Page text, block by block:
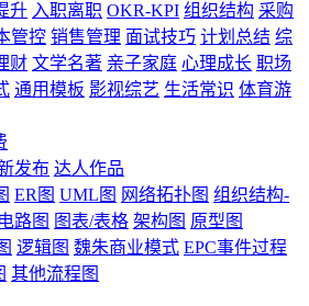
升 入职离职 OKR-KPI 组织结构 采购
管控 销售管理 面试技巧 计划总结 综
财 文学名著 亲子家庭 心理成长 职场
通用模板 影视综艺 生活常识 体育游
发布 达人作品
ER图 UML图 网络拓扑图 组织结构-
电路图 图表/表格 架构图 原型图
逻辑图 魏朱商业模式 EPC事件过程
其他流程图